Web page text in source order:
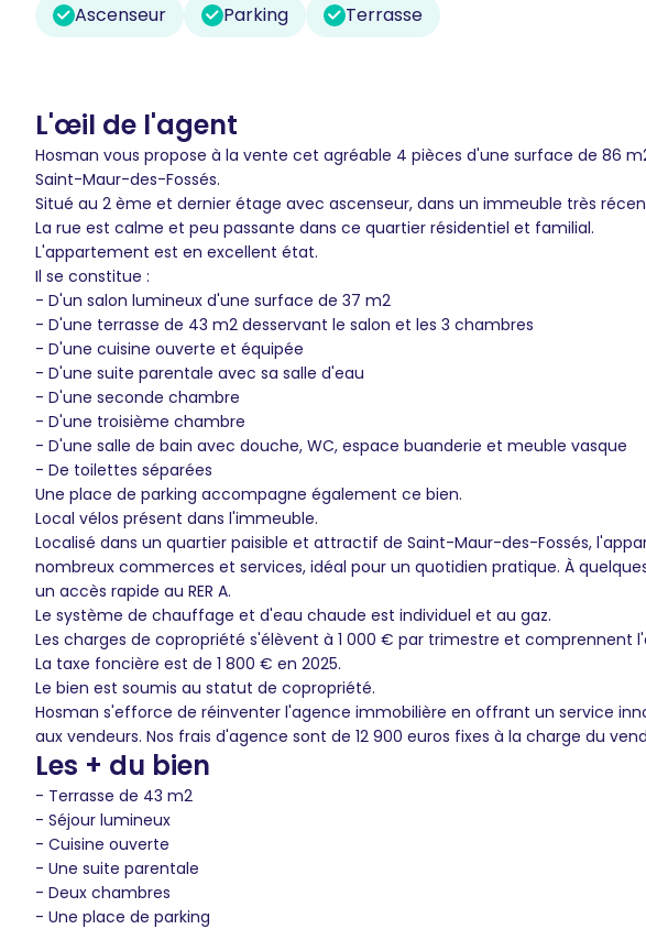
Ascenseur Parking Terrasse
L'œil de l'agent
Hosman vous propose à la vente cet agréable 4 pièces d'une surface de 86
Saint-Maur-des-Fossés.
Situé au 2 ème et dernier étage avec ascenseur, dans un immeuble très
La rue est calme et peu passante dans ce quartier résidentiel et familial.
L'appartement est en excellent état.
Il se constitue :
- D'un salon lumineux d'une surface de 37 m2
- D'une terrasse de 43 m2 desservant le salon et les 3 chambres
- D'une cuisine ouverte et équipée
- D'une suite parentale avec sa salle d'eau
- D'une seconde chambre
- D'une troisième chambre
- D'une salle de bain avec douche, WC, espace buanderie et meuble vasque
- De toilettes séparées
Une place de parking accompagne également ce bien.
Local vélos présent dans l'immeuble.
Localisé dans un quartier paisible et attractif de Saint-Maur-des-Fossés,
nombreux commerces et services, idéal pour un quotidien pratique. À
un accès rapide au RER A.
Le système de chauffage et d'eau chaude est individuel et au gaz.
Les charges de copropriété s'élèvent à 1 000 € par trimestre et comprennent
La taxe foncière est de 1 800 € en 2025.
Le bien est soumis au statut de copropriété.
Hosman s'efforce de réinventer l'agence immobilière en offrant un service
aux vendeurs. Nos frais d'agence sont de 12 900 euros fixes à la charge du
Les + du bien
- Terrasse de 43 m2
- Séjour lumineux
- Cuisine ouverte
- Une suite parentale
- Deux chambres
- Une place de parking